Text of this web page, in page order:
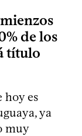
de los
título
hoy es
ya
muy